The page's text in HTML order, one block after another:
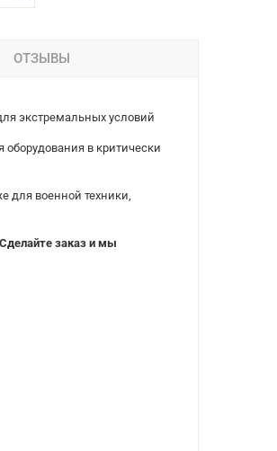
ОТЗЫВЫ
экстремальных условий
в критически
для военной техники,
Сделайте заказ и мы